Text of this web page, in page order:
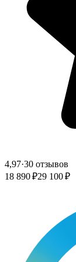
4,97·30 отзывов
18 890 ₽29 100 ₽